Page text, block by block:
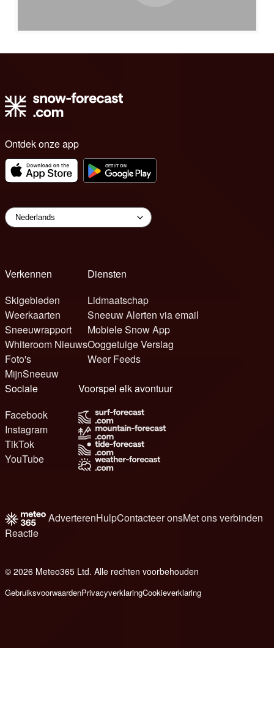
Ontdek onze app
Verkennen
Skigebieden
Weerkaarten
Sneeuwrapport
Whiteroom Nieuws
Foto's
MijnSneeuw
Diensten
Lidmaatschap
Sneeuw Alerten via email
Mobiele Snow App
Ooggetuige Verslag
Weer Feeds
Sociale
Facebook
Instagram
TikTok
YouTube
Voorspel elk avontuur
AdverterenHulpContacteer onsMet ons verbinden
Reactie
© 2026 Meteo365 Ltd. Alle rechten voorbehouden
GebruiksvoorwaardenPrivacyverklaringCookieverklaring